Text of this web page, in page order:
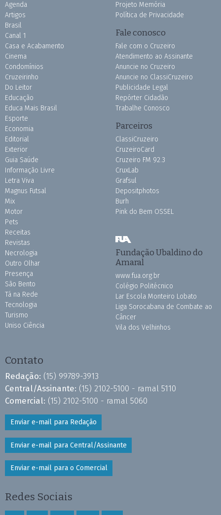
Agenda
Artigos
Brasil
Canal 1
Casa e Acabamento
Cinema
Condomínios
Cruzeirinho
Do Leitor
Educação
Educa Mais Brasil
Esporte
Economia
Editorial
Exterior
Guia Saúde
Informação Livre
Letra Viva
Magnus Futsal
Mix
Motor
Pets
Receitas
Revistas
Necrologia
Outro Olhar
Presença
São Bento
Tá na Rede
Tecnologia
Turismo
Uniso Ciência
Projeto Memória
Política de Privacidade
Fale conosco
Fale com o Cruzeiro
Atendimento ao Assinante
Anuncie no Cruzeiro
Anuncie no ClassiCruzeiro
Publicidade Legal
Repórter Cidadão
Trabalhe Conosco
Parceiros
ClassiCruzeiro
CruzeiroCard
Cruzeiro FM 92.3
CruxLab
Grafsul
Depositphotos
Burh
Pink do Bem OSSEL
Fundação Ubaldino do
Amaral
www.fua.org.br
Colégio Politécnico
Lar Escola Monteiro Lobato
Liga Sorocabana de Combate ao
Câncer
Vila dos Velhinhos
Contato
Redação: (15) 99789-3913
Central/Assinante: (15) 2102-5100 - ramal 5110
Comercial: (15) 2102-5100 - ramal 5060
Enviar e-mail para Redação
Enviar e-mail para Central/Assinante
Enviar e-mail para o Comercial
Redes Sociais